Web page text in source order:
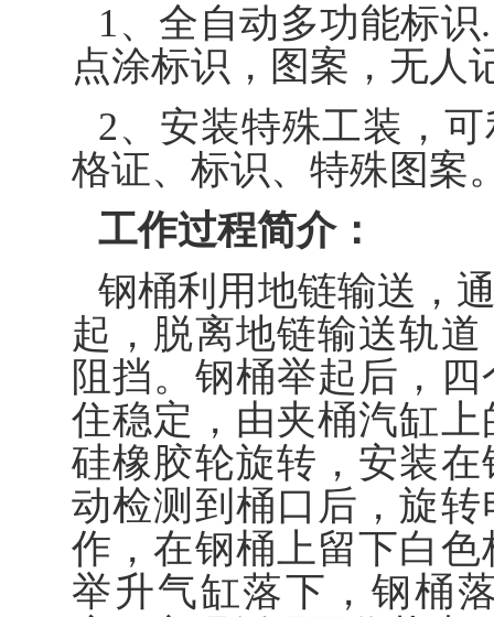
1、全自动多功能标
点涂标识，图案，无人
2、安装特殊工装，
格证、标识、特殊图案
工作过程简介：
钢桶利用地链输送，
起，脱离地链输送轨
阻挡。钢桶举起后，
住稳定，由夹桶汽缸
硅橡胶轮旋转，安装
动检测到桶口后，旋
作，在钢桶上留下白
举升气缸落下，钢桶